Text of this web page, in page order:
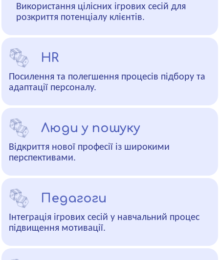
Використання цілісних ігрових сесій для
розкриття потенціалу клієнтів.
HR
Посилення та полегшення процесів підбору та
адаптації персоналу.
Люди у пошуку
Відкриття нової професії із широкими
перспективами.
Педагоги
Інтеграція ігрових сесій у навчальний процес
підвищення мотивації.